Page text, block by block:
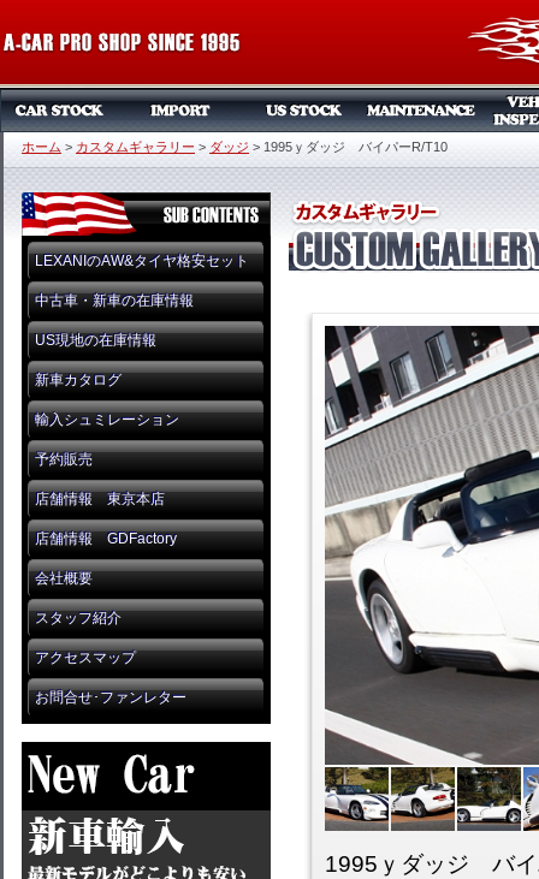
ホーム > カスタムギャラリー > ダッジ > 1995ｙダッジ バイパーR/T10
LEXANIのAW&タイヤ格安セット
中古車・新車の在庫情報
US現地の在庫情報
新車カタログ
輸入シュミレーション
予約販売
店舗情報 東京本店
店舗情報 GDFactory
会社概要
スタッフ紹介
アクセスマップ
お問合せ･ファンレター
1995ｙダッジ バ